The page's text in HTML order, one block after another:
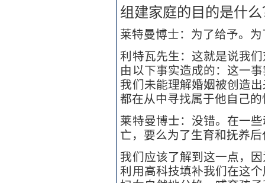
组建家庭的目的是什
莱特曼博士：为了给予。
利特瓦先生：这就是说我
由以下事实造成的：这一
我们未能理解婚姻被创造
都在从中寻找属于他自己
莱特曼博士：没错。在一
亡，要么为了生育和抚养
我们应该了解到这一点，
利用高科技填补我们在这